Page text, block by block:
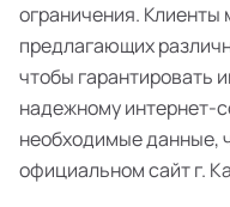
ограничения. Клиенты
предлагающих
чтобы гарантировать
надежному интернет-
необходимые данные,
официальном сайт г.